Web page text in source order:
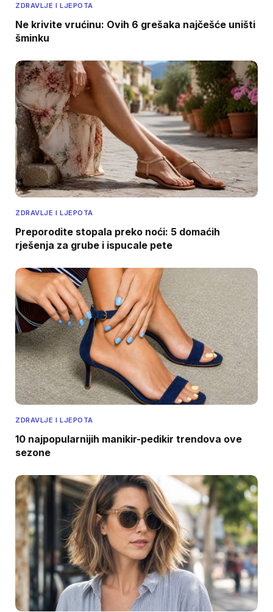
ZDRAVLJE I LJEPOTA
Ne krivite vrućinu: Ovih 6 grešaka najčešće uništi
šminku
ZDRAVLJE I LJEPOTA
Preporodite stopala preko noći: 5 domaćih
rješenja za grube i ispucale pete
ZDRAVLJE I LJEPOTA
10 najpopularnijih manikir-pedikir trendova ove
sezone